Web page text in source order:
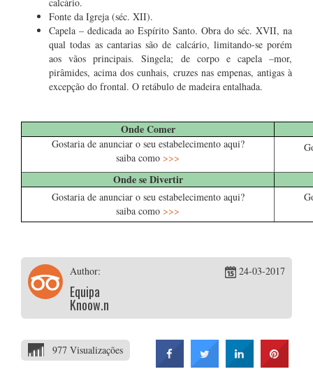
Fonte da Igreja (séc. XII).
Capela – dedicada ao Espírito Santo. Obra do séc. XVII, na
qual todas as cantarias são de calcário, limitando-se porém
aos vãos principais. Singela; de corpo e capela –mor,
pirâmides, acima dos cunhais, cruzes nas empenas, antigas à
excepção do frontal. O retábulo de madeira entalhada.
Onde Comer
Gostaria de anunciar o seu estabelecimento aqui?
saiba como >>>
Onde se Divertir
Gostaria de anunciar o seu estabelecimento aqui?
saiba como >>>
Author:
Equipa
Knoow.net
24-03-2017
977 Visualizações